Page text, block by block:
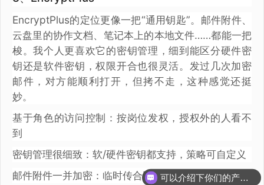
EncryptPlus的定位更像一把“通用钥匙”。邮件附件、
云盘里的协作文档、笔记本上的本地文件……都能一把
梭。我个人更喜欢它的密钥管理，细到能区分硬件密
钥还是软件密钥，权限开合也很灵活。发过几次加密
邮件，对方能顺利打开，但拷不走，这种感觉还挺
妙。
基于角色的访问控制：按岗位发权，授权外的人看不
到
密钥管理很细致：软/硬件密钥都支持，策略可自定义
邮件附件一并加密：临时传合同也不怕被截流
可以介绍下你们的产品么？